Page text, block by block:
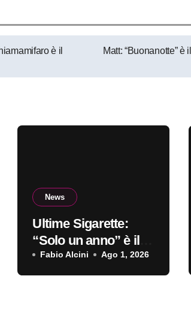
è il
Matt: “Buonanotte”
News
Ultime Sigarette:
“Solo un anno” è il
singolo d’esordio
Fabio Alcini Ago 1, 2026